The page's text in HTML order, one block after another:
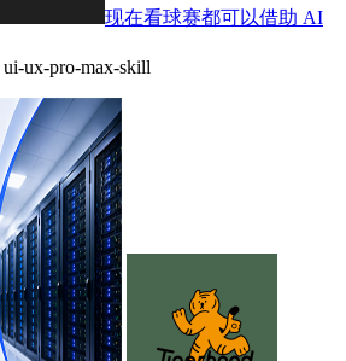
现在看球赛都可以借助 AI
ui-ux-pro-max-skill